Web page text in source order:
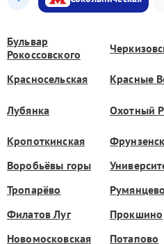
Бульвар
Рокоссовского
Красносельская
Красные
Лубянка Охотный
Кропоткинская
Воробьёвы горы
Тропарёво
Румянцево
Филатов Луг
Прокшино
Новомосковская
Потапово